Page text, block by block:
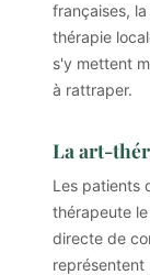
françaises,
thérapie
s'y mettent
à rattraper.
La art-
Les patients
thérapeute
directe de
représentent